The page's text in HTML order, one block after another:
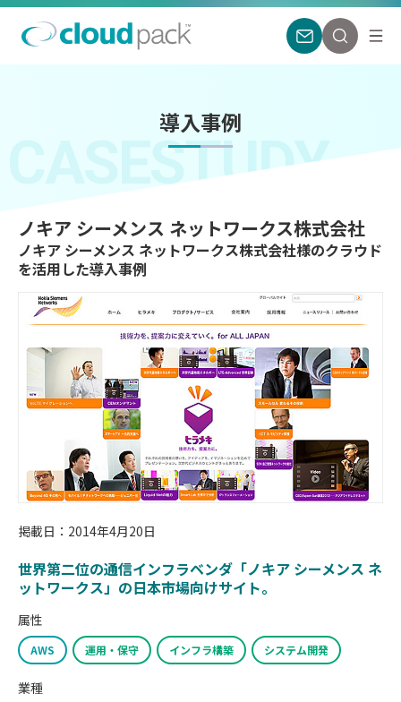
導入事例
CASESTUDY
ノキア シーメンス ネットワークス株式会社
ノキア シーメンス ネットワークス株式会社様のクラウド
を活用した導入事例
掲載日：2014年4月20日
世界第二位の通信インフラベンダ「ノキア シーメンス ネ
ットワークス」の日本市場向けサイト。
属性
AWS 運用・保守 インフラ構築 システム開発
業種